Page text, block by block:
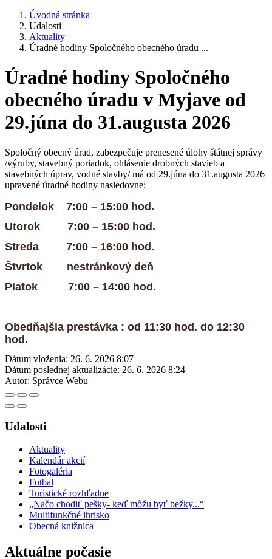
Úvodná stránka
Udalosti
Aktuality
Úradné hodiny Spoločného obecného úradu ...
Úradné hodiny Spoločného
obecného úradu v Myjave od
29.júna do 31.augusta 2026
Spoločný obecný úrad, zabezpečuje prenesené úlohy štátnej správy
/výruby, stavebný poriadok, ohlásenie drobných stavieb a
stavebných úprav, vodné stavby/ má od 29.júna do 31.augusta 2026
upravené úradné hodiny nasledovne:
Pondelok 7:00 – 15:00 hod.
Utorok 7:00 – 15:00 hod.
Streda 7:00 – 16:00 hod.
Štvrtok nestránkový deň
Piatok 7:00 – 14:00 hod.
Obedňajšia prestávka : od 11:30 hod. do 12:30
hod.
Dátum vloženia: 26. 6. 2026 8:07
Dátum poslednej aktualizácie: 26. 6. 2026 8:24
Autor: Správce Webu
Udalosti
Aktuality
Kalendár akcií
Fotogaléria
Futbal
Turistické rozhľadne
„Načo chodiť pešky- keď môžu byť bežky...“
Multifunkčné ihrisko
Obecná knižnica
Aktuálne počasie